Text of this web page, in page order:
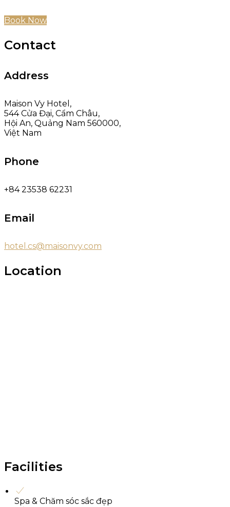
Book Now
Contact
Address
Maison Vy Hotel,
544 Cửa Đại, Cẩm Châu,
Hội An, Quảng Nam 560000,
Việt Nam
Phone
+84 23538 62231
Email
hotel.cs@maisonvy.com
Location
Facilities
Spa & Chăm sóc sắc đẹp